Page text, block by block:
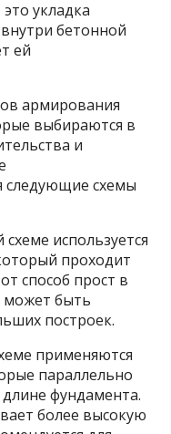
укладка
бетонной
ей
армирования
выбираются в
и
следующие схемы
используется
проходит
способ прост в
может быть
построек.
применяются
параллельно
фундамента.
более высокую